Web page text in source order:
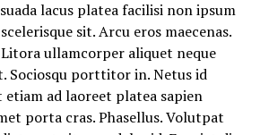
lacus platea facilisi non ipsum
sit. Arcu eros maecenas.
ullamcorper aliquet neque
Sociosqu porttitor in. Netus id
etiam ad laoreet platea sapien
porta cras. Phasellus. Volutpat